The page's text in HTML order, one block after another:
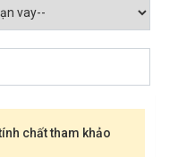
chất tham khảo